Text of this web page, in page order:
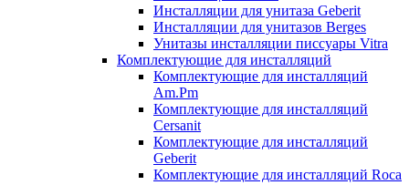
Инсталляции для унитаза Geberit
Инсталляции для унитазов Berges
Унитазы инсталляции писсуары Vitra
Комплектующие для инсталляций
Комплектующие для инсталляций
Am.Pm
Комплектующие для инсталляций
Cersanit
Комплектующие для инсталляций
Geberit
Комплектующие для инсталляций Roca